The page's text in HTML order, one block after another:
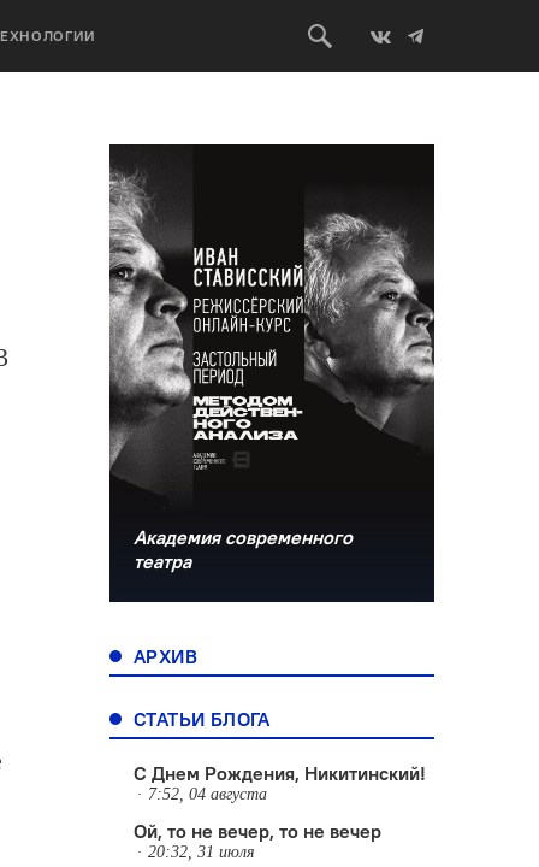
Академия современного
театра
АРХИВ
СТАТЬИ БЛОГА
С Днем Рождения, Никитинский!
7:52, 04 августа
Ой, то не вечер, то не вечер
20:32, 31 июля